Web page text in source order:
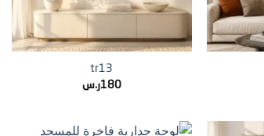
+
+
tr13
180ر.س